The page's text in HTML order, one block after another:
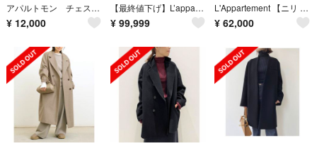
アパルトモン チェスターコート
¥ 12,000
【最終値下げ】L’appartement ★CHECK W COAT
¥ 99,999
L'Appartement 【ニリ ロータン】CHECK COAT
¥ 62,000